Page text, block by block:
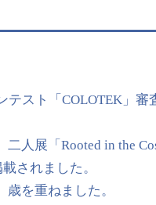
テスト「COLOTEK」審
二人展「Rooted in the
されました。
歳を重ねました。